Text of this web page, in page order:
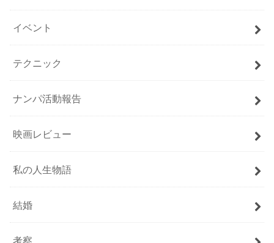
イベント
テクニック
ナンパ活動報告
映画レビュー
私の人生物語
結婚
考察